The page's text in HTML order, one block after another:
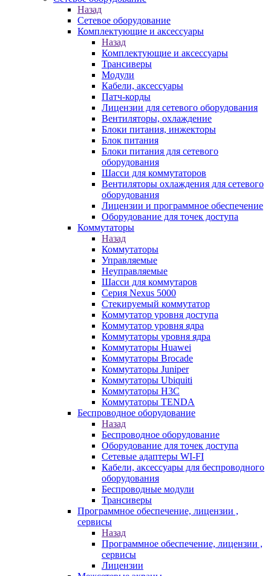
Назад
Сетевое оборудование
Комплектующие и аксессуары
Назад
Комплектующие и аксессуары
Трансиверы
Модули
Кабели, аксессуары
Патч-корды
Лицензии для сетевого оборудования
Вентиляторы, охлаждение
Блоки питания, инжекторы
Блок питания
Блоки питания для сетевого
оборудования
Шасси для коммутаторов
Вентиляторы охлаждения для сетевого
оборудования
Лицензии и программное обеспечение
Оборудование для точек доступа
Коммутаторы
Назад
Коммутаторы
Управляемые
Неуправляемые
Шасси для коммутаров
Серия Nexus 5000
Стекируемый коммутатор
Коммутатор уровня доступа
Коммутатор уровня ядра
Коммутаторы уровня ядра
Коммутаторы Huawei
Коммутаторы Brocade
Коммутаторы Juniper
Коммутаторы Ubiquiti
Коммутаторы H3C
Коммутаторы TENDA
Беспроводное оборудование
Назад
Беспроводное оборудование
Оборудование для точек доступа
Сетевые адаптеры WI-FI
Кабели, аксессуары для беспроводного
оборудования
Беспроводные модули
Трансиверы
Программное обеспечение, лицензии ,
сервисы
Назад
Программное обеспечение, лицензии ,
сервисы
Лицензии